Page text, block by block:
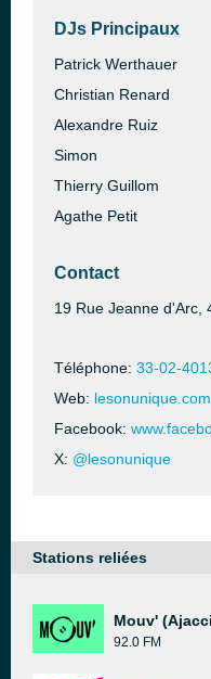
DJs Principaux
Patrick Werthauer
Christian Renard
Alexandre Ruiz
Simon
Thierry Guillom
Agathe Petit
Contact
19 Rue Jeanne d'Arc,
Téléphone: 33-02-
Web: lesonunique.com
Facebook:
X: @lesonunique
Stations reliées
Mouv'
92.0 FM